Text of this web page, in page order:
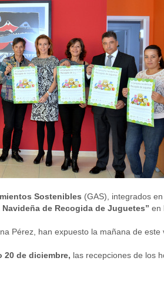
Sostenibles (GAS), integrados
Navideña de Recogida de Juguetes” en
Pérez, han expuesto la mañana de
20 de diciembre, las recepciones de los